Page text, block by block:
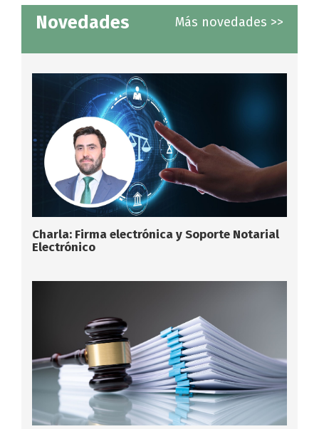
Novedades Más novedades >>
Charla: Firma electrónica y Soporte Notarial
Electrónico